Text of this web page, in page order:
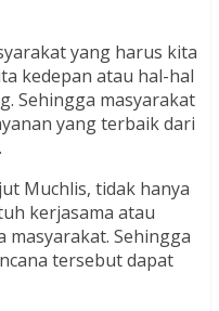
yang harus kita
kedepan atau hal-hal
Sehingga masyarakat
yang terbaik dari
Muchlis, tidak hanya
kerjasama atau
Sehingga
tersebut dapat